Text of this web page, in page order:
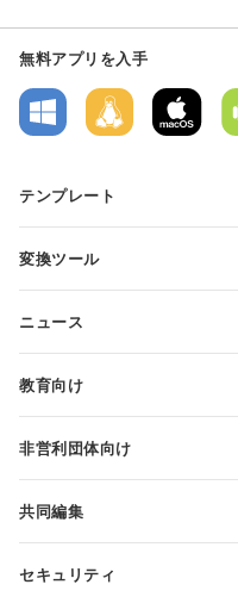
無料アプリを入手
テンプレート
テキスト文書テンプレート
変換ツール
スプレッドシートの変換
PDFの変換
ニュース
教育向け
教育関係者向け
非営利団体向け
無料アカウントをリクエスト
共同編集
翻訳者向け
セキュリティ